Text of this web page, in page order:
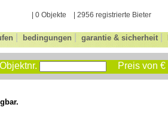
| 0 Objekte | 2956 registrierte Bieter
bedingungen garantie & sicherheit
Preis von €